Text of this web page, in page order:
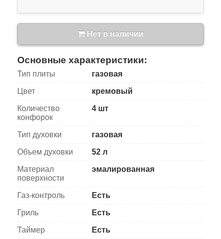
Нет в наличии
Основные характеристики:
Тип плиты газовая
Цвет кремовый
Количество
конфорок
4 шт
Тип духовки газовая
Объем духовки 52 л
Материал
поверхности
эмалированная
Газ-контроль Есть
Гриль Есть
Таймер Есть